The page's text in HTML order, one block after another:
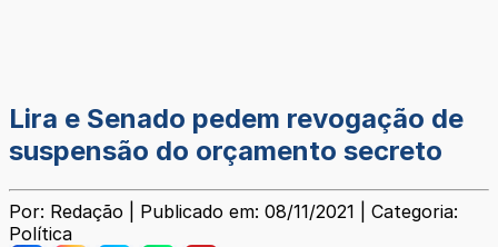
Lira e Senado pedem revogação de
suspensão do orçamento secreto
Por: Redação | Publicado em: 08/11/2021 | Categoria:
Política